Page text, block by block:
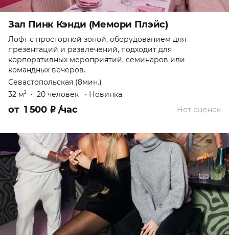
Зал Пинк Кэнди (Мемори Плэйс)
Лофт с просторной зоной, оборудованием для
презентаций и развлечений, подходит для
корпоративных мероприятий, семинаров или
командных вечеров.
Севастопольская (8мин.)
32 м2 • 20 человек • Новинка
Нет оценок
от 1 500 ₽ /час